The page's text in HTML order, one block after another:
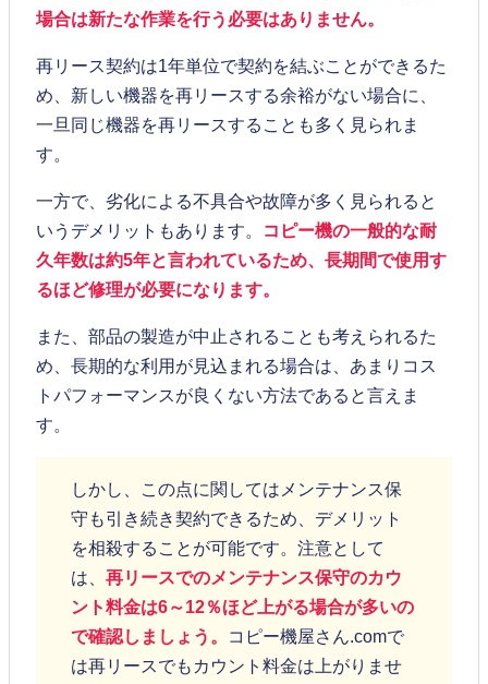
場合は新たな作業を行う必要はありません。
再リース契約は1年単位で契約を結ぶことができるた
め、新しい機器を再リースする余裕がない場合に、
一旦同じ機器を再リースすることも多く見られま
す。
一方で、劣化による不具合や故障が多く見られると
いうデメリットもあります。
コピー機の一般的な耐
久年数は約5年と言われているため、長期間で使用す
るほど修理が必要になります。
また、部品の製造が中止されることも考えられるた
め、長期的な利用が見込まれる場合は、あまりコス
トパフォーマンスが良くない方法であると言えま
す。
しかし、この点に関してはメンテナンス保
守も引き続き契約できるため、デメリット
を相殺することが可能です。注意として
は、 再リースでのメンテナンス保守のカウ
ント料金は6～12％ほど上がる場合が多いの
で確認しましょう。
コピー機屋さん.comで
は再リースでもカウント料金は上がりませ